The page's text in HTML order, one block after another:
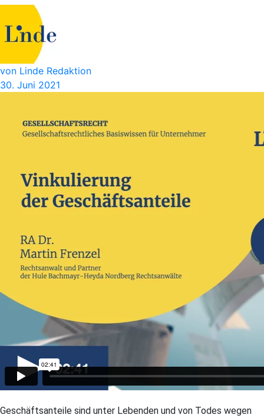
von Linde Redaktion
30. Juni 2021
Geschäftsanteile sind unter Lebenden und von Todes wegen